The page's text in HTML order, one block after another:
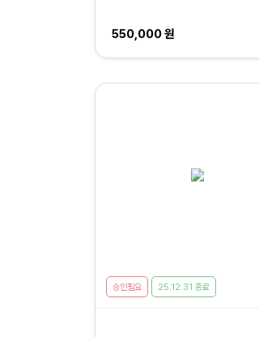
550,000 원
승인필요 25.12.31 종료